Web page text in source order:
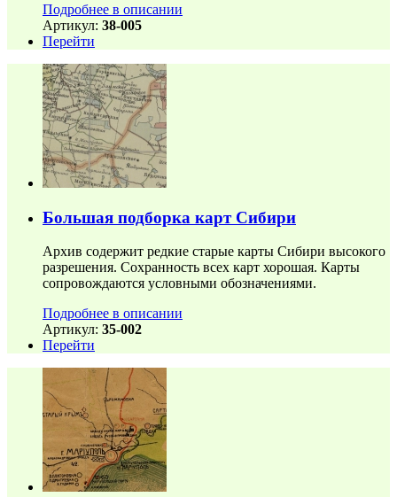
Подробнее в описании
Артикул: 38-005
Перейти
Большая подборка карт Сибири
Архив содержит редкие старые карты Сибири высокого
разрешения. Сохранность всех карт хорошая. Карты
сопровождаются условными обозначениями.
Подробнее в описании
Артикул: 35-002
Перейти